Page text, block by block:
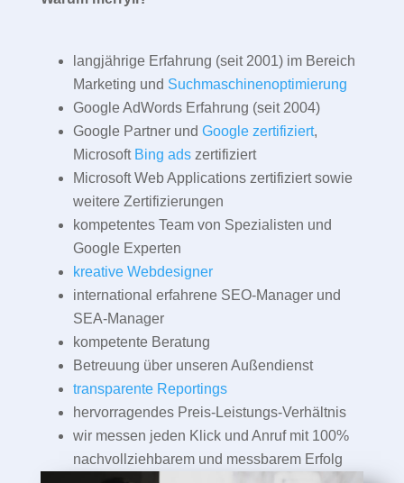
langjährige Erfahrung (seit 2001) im Bereich
Marketing und Suchmaschinenoptimierung
Google AdWords Erfahrung (seit 2004)
Google Partner und Google zertifiziert,
Microsoft Bing adszertifiziert
Microsoft Web Applications zertifiziert sowie
weitere Zertifizierungen
kompetentes Team von Spezialisten und
Google Experten
kreative Webdesigner
international erfahrene SEO-Manager und
SEA-Manager
kompetente Beratung
Betreuung über unseren Außendienst
transparente Reportings
hervorragendes Preis-Leistungs-Verhältnis
wir messen jeden Klick und Anruf mit 100%
nachvollziehbarem und messbarem Erfolg